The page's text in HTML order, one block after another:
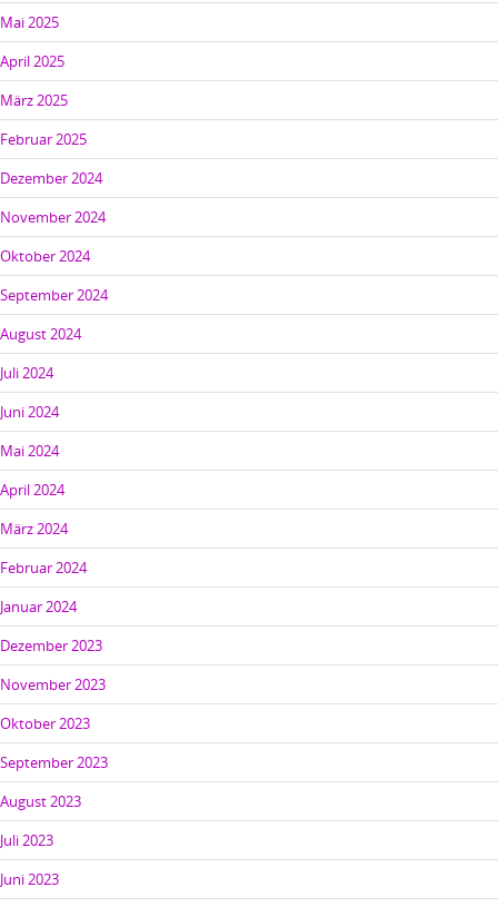
Mai 2025
April 2025
März 2025
Februar 2025
Dezember 2024
November 2024
Oktober 2024
September 2024
August 2024
Juli 2024
Juni 2024
Mai 2024
April 2024
März 2024
Februar 2024
Januar 2024
Dezember 2023
November 2023
Oktober 2023
September 2023
August 2023
Juli 2023
Juni 2023